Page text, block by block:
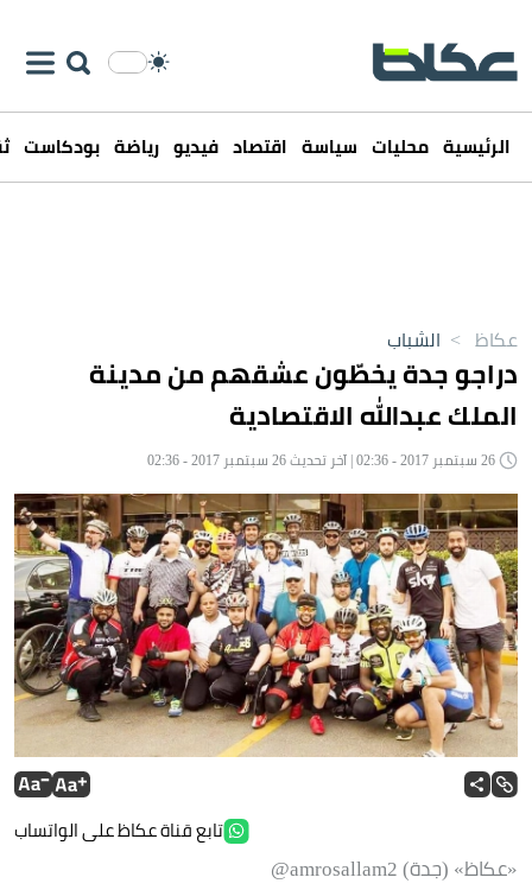
الرئيسية محليات سياسة اقتصاد فيديو رياضة بودكاست
عكاظ > الشباب
دراجو جدة يخطّون عشقهم من مدينة
الملك عبدالله الاقتصادية
تابع قناة عكاظ على الواتساب
«عكاظ» (جدة) amrosallam2@